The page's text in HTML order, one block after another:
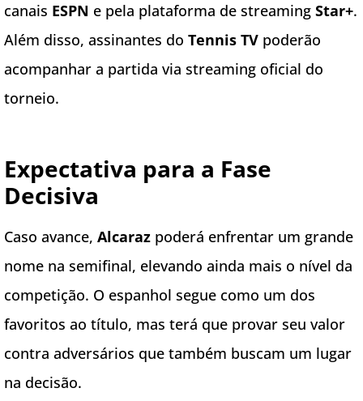
canais ESPN e pela plataforma de streaming Star+.
Além disso, assinantes do Tennis TV poderão
acompanhar a partida via streaming oficial do
torneio.
Expectativa para a Fase
Decisiva
Caso avance, Alcaraz poderá enfrentar um grande
nome na semifinal, elevando ainda mais o nível da
competição. O espanhol segue como um dos
favoritos ao título, mas terá que provar seu valor
contra adversários que também buscam um lugar
na decisão.